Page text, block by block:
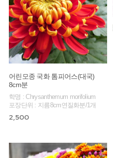
어린모종 국화 톰피어스(대국)
8cm분
학명 : Chrysanthemum morifolium
포장단위 : 지름8cm연질화분/1개
2,500